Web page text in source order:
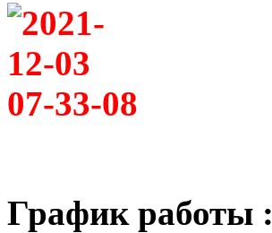
График работы :